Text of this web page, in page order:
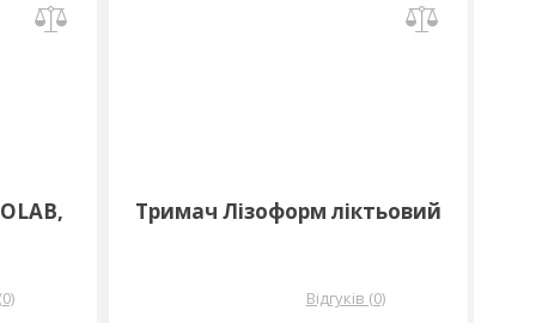
Тримач Лізоформ ліктьовий
Відгуків (0)